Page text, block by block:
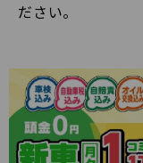
ださい。